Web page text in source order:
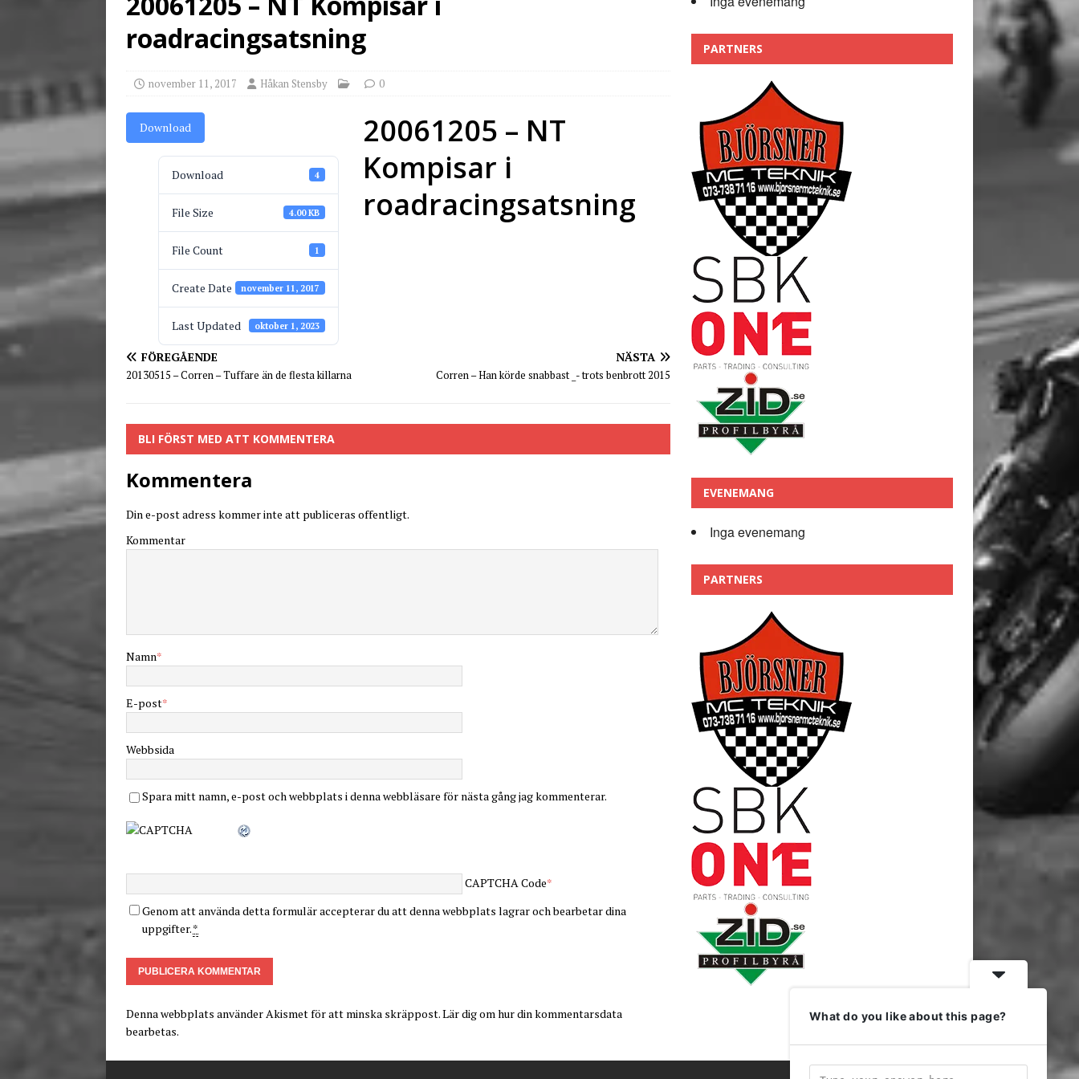
Stensby Trackdays 2026 Fullbokat – tack för ert stora intresse!
roadracingsatsning
november 11, 2017 Håkan Stensby 0
Download
Download 4
File Size 4.00 KB
File Count 1
Create Date november 11, 2017
Last Updated oktober 1, 2023
20061205 – NT
Kompisar i
roadracingsatsning
FÖREGÅENDE
20130515 – Corren – Tuffare än de flesta killarna
NÄSTA
Corren – Han körde snabbast _- trots benbrott 2015
BLI FÖRST MED ATT KOMMENTERA
Kommentera
Din e-post adress kommer inte att publiceras offentligt.
Kommentar
Namn*
E-post*
Webbsida
Spara mitt namn, e-post och webbplats i denna webbläsare för nästa gång jag kommenterar.
CAPTCHA Code*
Genom att använda detta formulär accepterar du att denna webbplats lagrar och bearbetar dina
uppgifter.*
Denna webbplats använder Akismet för att minska skräppost.Lär dig om hur din kommentarsdata
bearbetas.
PARTNERS
EVENEMANG
Inga evenemang
PARTNERS
What do you like about this page?